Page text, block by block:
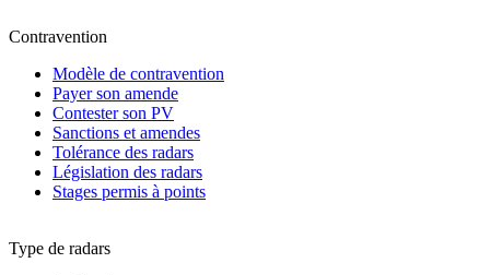
Contravention
Modèle de contravention
Payer son amende
Contester son PV
Sanctions et amendes
Tolérance des radars
Législation des radars
Stages permis à points
Type de radars